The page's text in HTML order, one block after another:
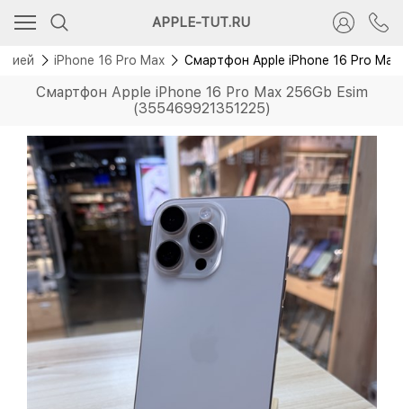
APPLE-TUT.RU
iPhone 16 Pro Max Смартфон Apple iPhone 16 Pro
Смартфон Apple iPhone 16 Pro Max 256Gb Esim
(355469921351225)